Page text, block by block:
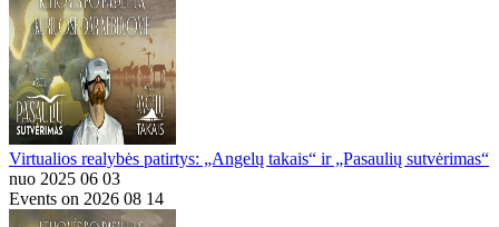
Virtualios realybės patirtys: „Angelų takais“ ir „Pasaulių sutvėrimas“
nuo 2025 06 03
Events on 2026 08 14